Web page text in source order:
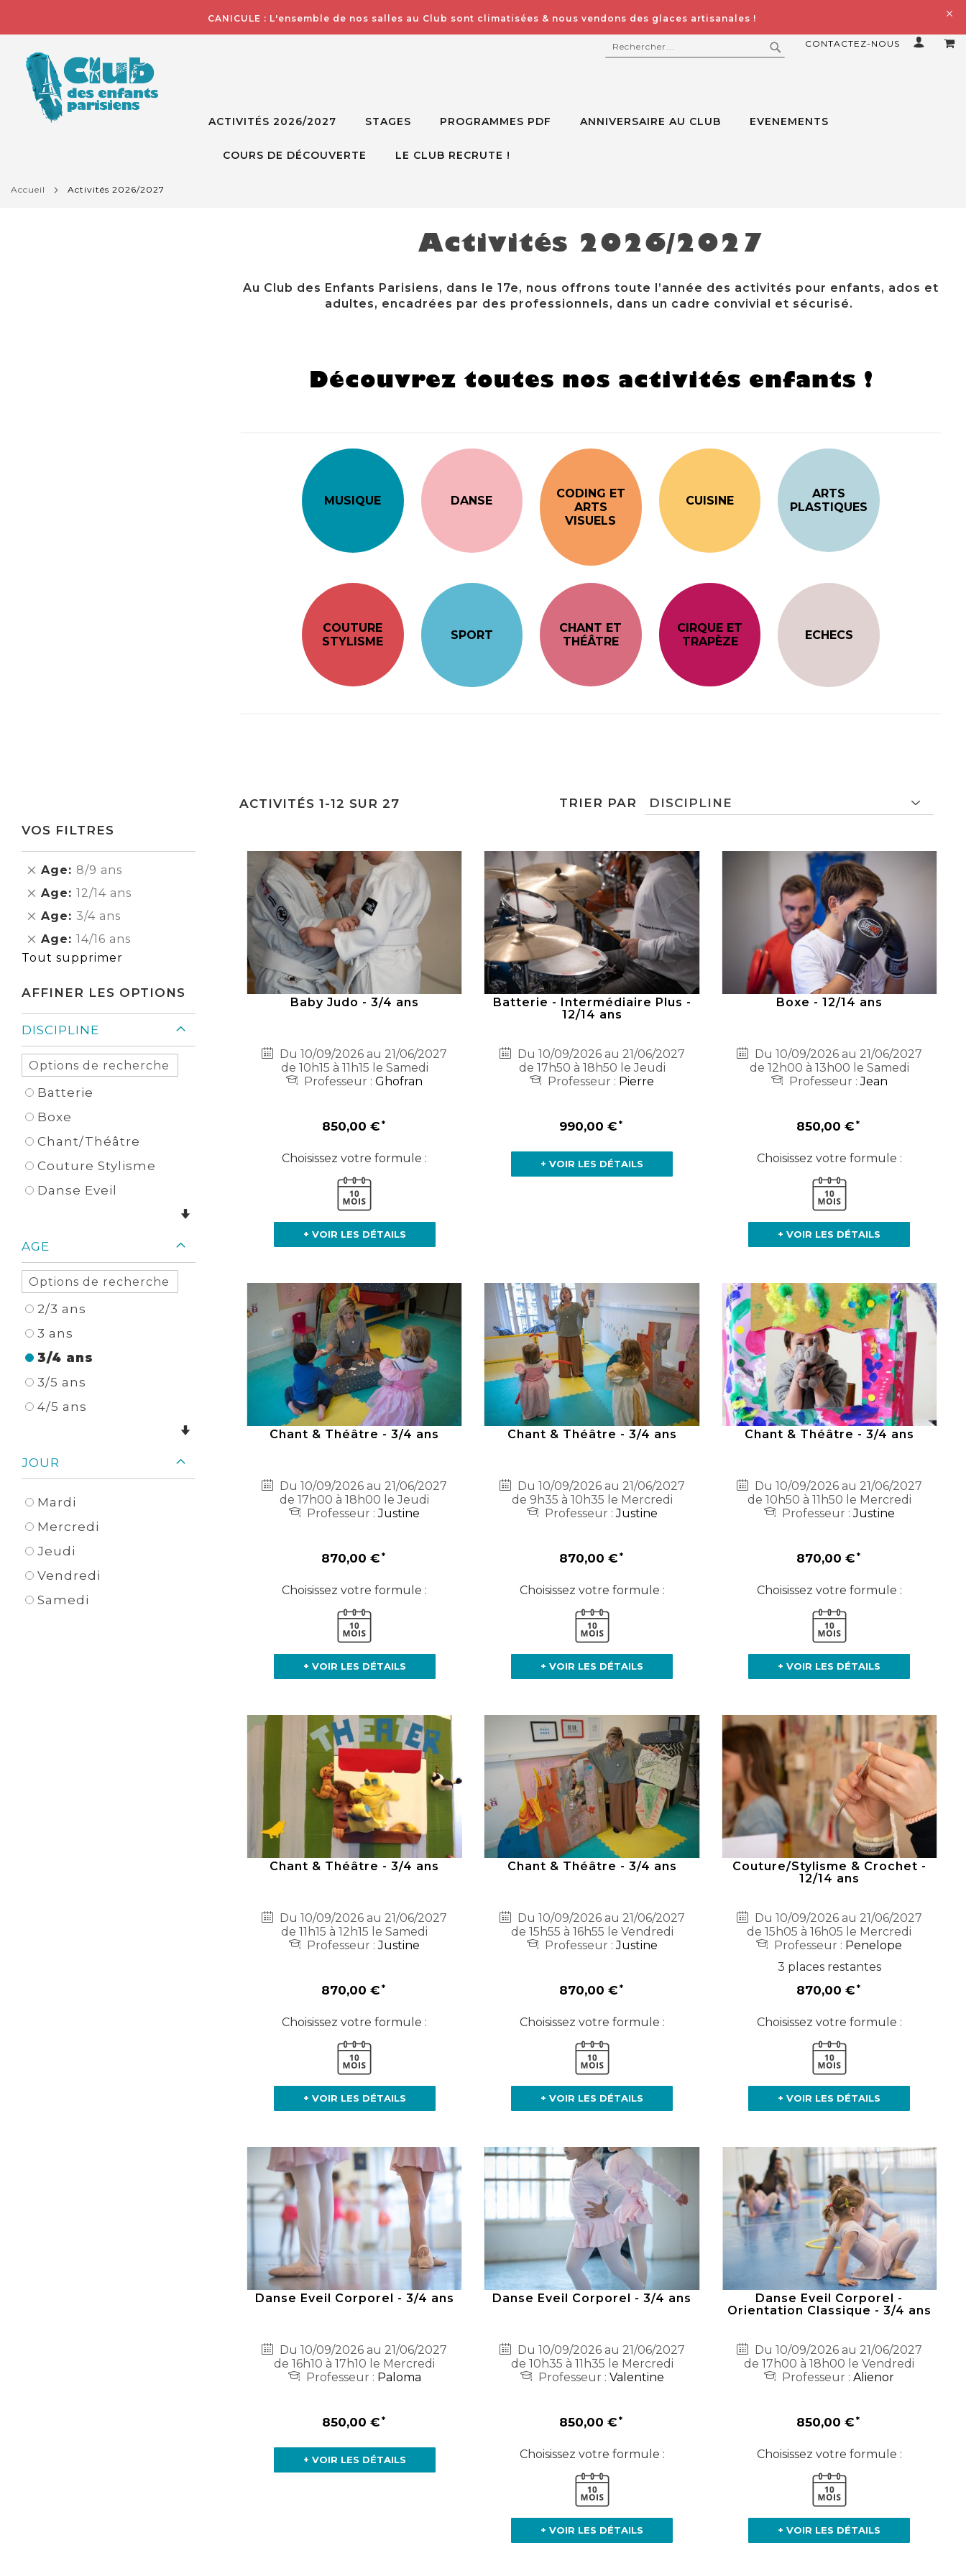
CANICULE : L'ensemble de nos salles au Club sont climatisées & nous vendons des glaces artisanales !
CONTACTEZ-NOUS
RECHERCHER
ACTIVITÉS 2026/2027 STAGES PROGRAMMES PDF ANNIVERSAIRE AU CLUB EVENEMENTS
COURS DE DÉCOUVERTE LE CLUB RECRUTE !
accueil activités 2026/2027
Activités 2026/2027
Au Club des Enfants Parisiens, dans le 17e, nous offrons toute l’année des activités pour enfants, ados et
adultes, encadrées par des professionnels, dans un cadre convivial et sécurisé.
Découvrez toutes nos activités enfants !
MUSIQUE DANSE
CODING ET
ARTS
VISUELS
CUISINE
ARTS
PLASTIQUES
COUTURE
STYLISME
SPORT
CHANT ET
THÉÂTRE
CIRQUE ET
TRAPÈZE
ECHECS
ACTIVITÉS1-12 SUR27 TRIER PAR
Baby Judo - 3/4 ans
Du 10/09/2026 au 21/06/2027
de 10h15 à 11h15 le Samedi
Professeur :Ghofran
850,00 €
Choisissez votre formule :
+ VOIR LES DÉTAILS
Batterie - Intermédiaire Plus -
12/14 ans
Du 10/09/2026 au 21/06/2027
de 17h50 à 18h50 le Jeudi
Professeur : Pierre
990,00 €
+ VOIR LES DÉTAILS
Boxe - 12/14 ans
Du 10/09/2026 au 21/06/2027
de 12h00 à 13h00 le Samedi
Professeur :Jean
850,00 €
Choisissez votre formule :
+ VOIR LES DÉTAILS
Chant & Théâtre - 3/4 ans
Du 10/09/2026 au 21/06/2027
de 17h00 à 18h00 le Jeudi
Professeur :Justine
870,00 €
Choisissez votre formule :
+ VOIR LES DÉTAILS
Chant & Théâtre - 3/4 ans
Du 10/09/2026 au 21/06/2027
de 9h35 à 10h35 le Mercredi
Professeur :Justine
870,00 €
Choisissez votre formule :
+ VOIR LES DÉTAILS
Chant & Théâtre - 3/4 ans
Du 10/09/2026 au 21/06/2027
de 10h50 à 11h50 le Mercredi
Professeur :Justine
870,00 €
Choisissez votre formule :
+ VOIR LES DÉTAILS
Chant & Théâtre - 3/4 ans
Du 10/09/2026 au 21/06/2027
de 11h15 à 12h15 le Samedi
Professeur :Justine
870,00 €
Choisissez votre formule :
+ VOIR LES DÉTAILS
Chant & Théâtre - 3/4 ans
Du 10/09/2026 au 21/06/2027
de 15h55 à 16h55 le Vendredi
Professeur :Justine
870,00 €
Choisissez votre formule :
+ VOIR LES DÉTAILS
Couture/Stylisme & Crochet -
12/14 ans
Du 10/09/2026 au 21/06/2027
de 15h05 à 16h05 le Mercredi
Professeur : Penelope
3 places restantes
870,00 €
Choisissez votre formule :
+ VOIR LES DÉTAILS
Danse Eveil Corporel - 3/4 ans
Du 10/09/2026 au 21/06/2027
de 16h10 à 17h10 le Mercredi
Professeur : Paloma
850,00 €
+ VOIR LES DÉTAILS
Danse Eveil Corporel - 3/4 ans
Du 10/09/2026 au 21/06/2027
de 10h35 à 11h35 le Mercredi
Professeur : Valentine
850,00 €
Choisissez votre formule :
+ VOIR LES DÉTAILS
Danse Eveil Corporel -
Orientation Classique - 3/4 ans
Du 10/09/2026 au 21/06/2027
de 17h00 à 18h00 le Vendredi
Professeur :Alienor
850,00 €
Choisissez votre formule :
+ VOIR LES DÉTAILS
VOS FILTRES
Age 8/9 ans
Supprimer
Élément
Age 12/14 ans
Supprimer
Élément
Age 3/4 ans
Supprimer
Élément
Age 14/16 ans
Supprimer
cet
Tout supprimer
AFFINER LES OPTIONS
DISCIPLINE
Batterie
Boxe
Chant/Théâtre
Couture Stylisme
Danse Eveil
AGE
2/3 ans
3 ans
3/4 ans
3/5 ans
4/5 ans
JOUR
Mardi
Mercredi
Jeudi
Vendredi
Samedi